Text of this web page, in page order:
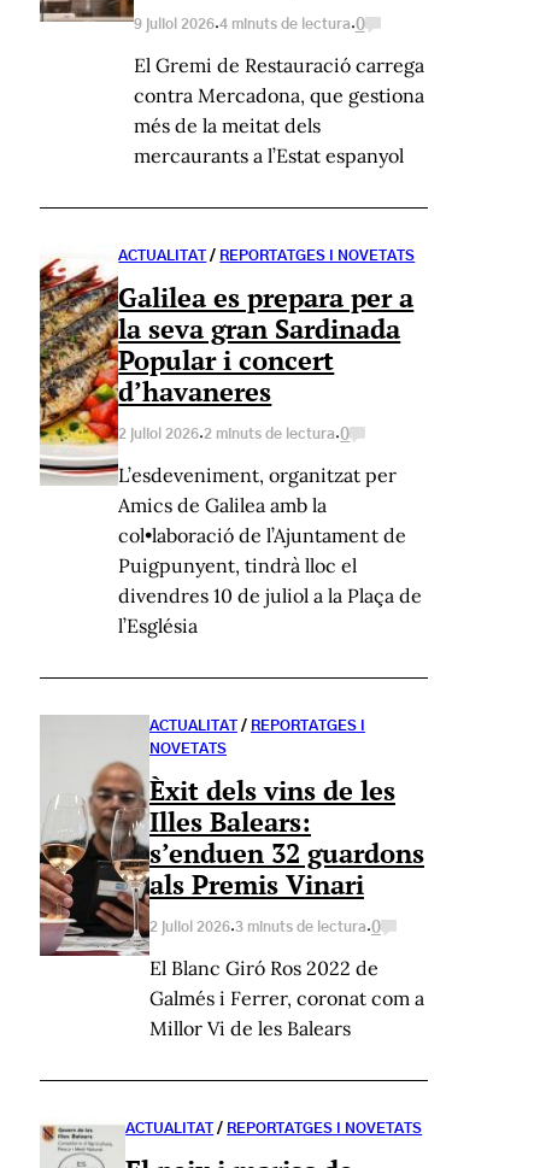
9 juliol 2026·4 minuts de lectura·0
El Gremi de Restauració carrega
contra Mercadona, que gestiona
més de la meitat dels
mercaurants a l’Estat espanyol
ACTUALITAT / REPORTATGES I NOVETATS
Galilea es prepara per a
la seva gran Sardinada
Popular i concert
d’havaneres
2 juliol 2026·2 minuts de lectura·0
L’esdeveniment, organitzat per
Amics de Galilea amb la
col•laboració de l’Ajuntament de
Puigpunyent, tindrà lloc el
divendres 10 de juliol a la Plaça de
l’Església
ACTUALITAT/ REPORTATGES I
NOVETATS
Èxit dels vins de les
Illes Balears:
s’enduen 32 guardons
als Premis Vinari
2 juliol 2026·3 minuts de lectura·0
El Blanc Giró Ros 2022 de
Galmés i Ferrer, coronat com a
Millor Vi de les Balears
ACTUALITAT / REPORTATGES I NOVETATS